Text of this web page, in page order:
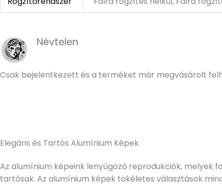
Névtelen
Csak bejelentkezett és a terméket már megvásárolt
Elegáns és Tartós Alumínium Képek
Az alumínium képeink lenyűgöző reprodukciók, melyek
tartósak. Az alumínium képek tökéletes választások